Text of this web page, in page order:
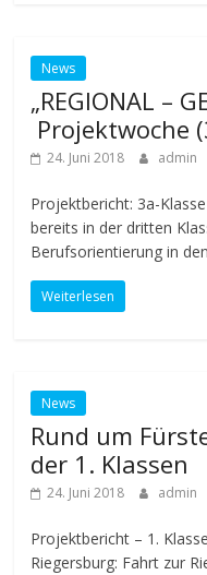
News
„REGIONAL –
Projektwoche
24. Juni 2018 admin
Projektbericht: 3a-
bereits in der dritten
Berufsorientierung in
Weiterlesen
News
Rund um
der 1. Klassen
24. Juni 2018 admin
Projektbericht – 1.
Riegersburg: Fahrt zur